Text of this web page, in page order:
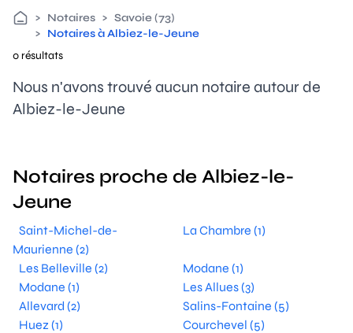
> Notaires > Savoie (73)
> Notaires à Albiez-le-Jeune
0 résultats
Nous n'avons trouvé aucun notaire autour de
Albiez-le-Jeune
Notaires proche de Albiez-le-
Jeune
Saint-Michel-de-
Maurienne (2)
La Chambre (1)
Les Belleville (2)
Modane (1)
Modane (1)
Les Allues (3)
Allevard (2)
Salins-Fontaine (5)
Huez (1)
Courchevel (5)